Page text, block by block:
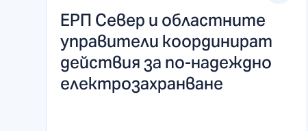
ЕРП Север и областните
управители координират
действия за по-надеждно
електрозахранване